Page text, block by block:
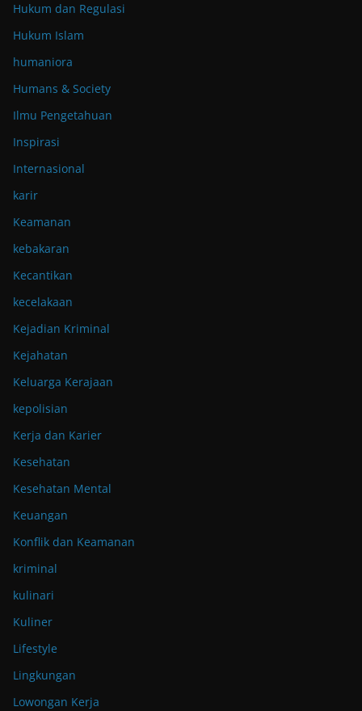
Hukum dan Regulasi
Hukum Islam
humaniora
Humans & Society
Ilmu Pengetahuan
Inspirasi
Internasional
karir
Keamanan
kebakaran
Kecantikan
kecelakaan
Kejadian Kriminal
Kejahatan
Keluarga Kerajaan
kepolisian
Kerja dan Karier
Kesehatan
Kesehatan Mental
Keuangan
Konflik dan Keamanan
kriminal
kulinari
Kuliner
Lifestyle
Lingkungan
Lowongan Kerja